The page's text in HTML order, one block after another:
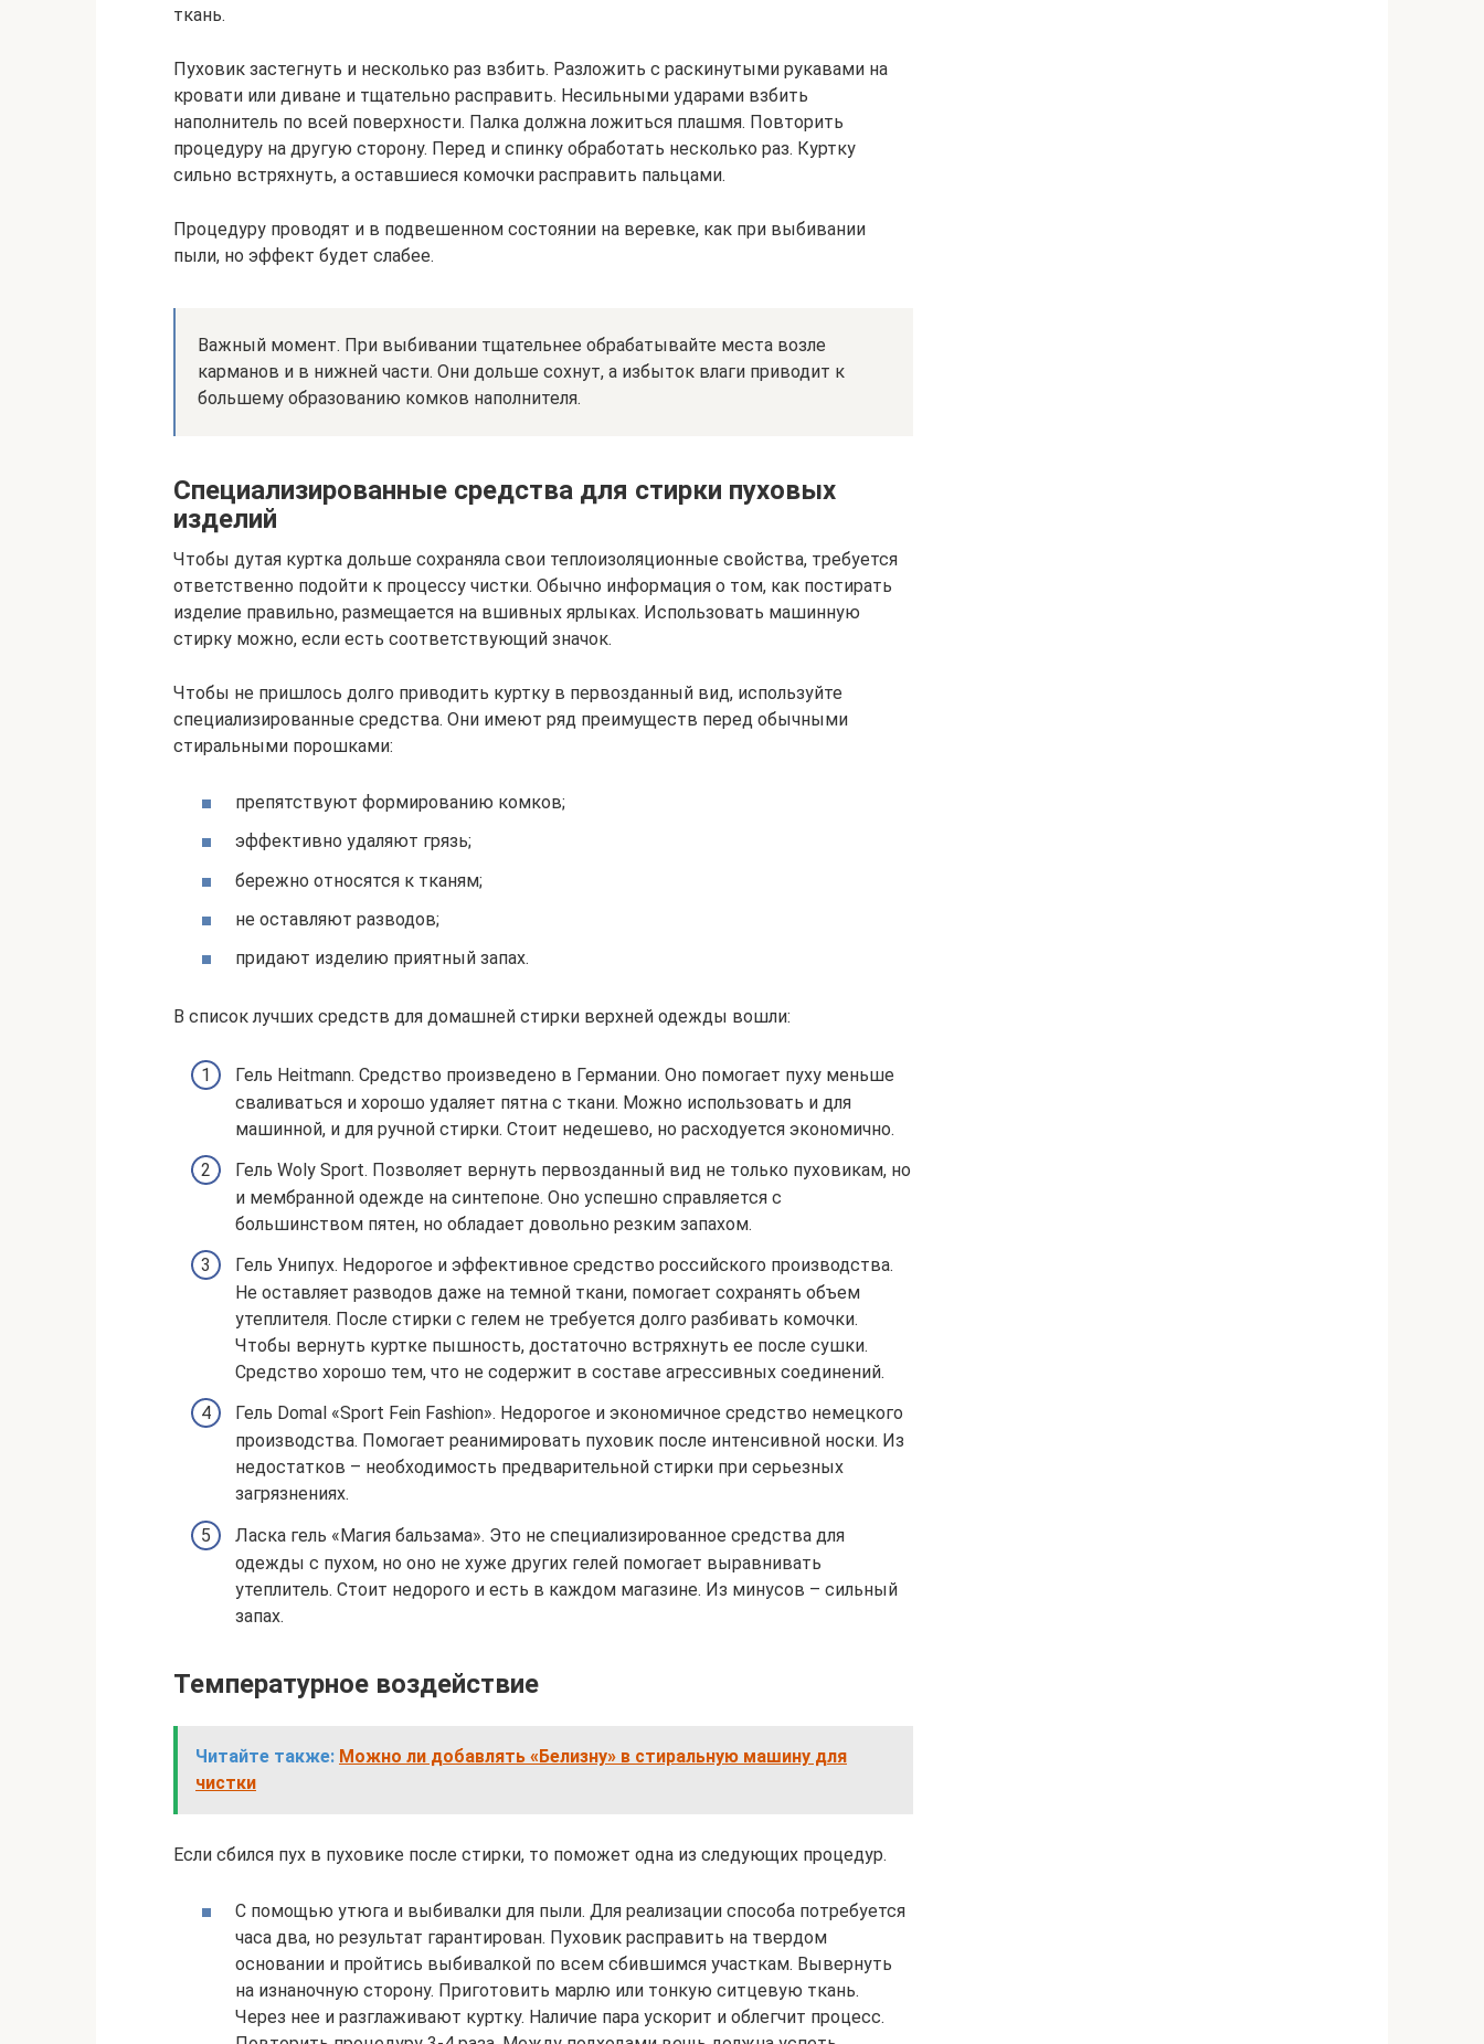
ткань.
Пуховик застегнуть и несколько раз взбить. Разложить с раскинутыми рукавами на
кровати или диване и тщательно расправить. Несильными ударами взбить
наполнитель по всей поверхности. Палка должна ложиться плашмя. Повторить
процедуру на другую сторону. Перед и спинку обработать несколько раз. Куртку
сильно встряхнуть, а оставшиеся комочки расправить пальцами.
Процедуру проводят и в подвешенном состоянии на веревке, как при выбивании
пыли, но эффект будет слабее.
Важный момент. При выбивании тщательнее обрабатывайте места возле
карманов и в нижней части. Они дольше сохнут, а избыток влаги приводит к
большему образованию комков наполнителя.
Специализированные средства для стирки пуховых
изделий
Чтобы дутая куртка дольше сохраняла свои теплоизоляционные свойства, требуется
ответственно подойти к процессу чистки. Обычно информация о том, как постирать
изделие правильно, размещается на вшивных ярлыках. Использовать машинную
стирку можно, если есть соответствующий значок.
Чтобы не пришлось долго приводить куртку в первозданный вид, используйте
специализированные средства. Они имеют ряд преимуществ перед обычными
стиральными порошками:
препятствуют формированию комков;
эффективно удаляют грязь;
бережно относятся к тканям;
не оставляют разводов;
придают изделию приятный запах.
В список лучших средств для домашней стирки верхней одежды вошли:
Гель Heitmann. Средство произведено в Германии. Оно помогает пуху меньше
сваливаться и хорошо удаляет пятна с ткани. Можно использовать и для
машинной, и для ручной стирки. Стоит недешево, но расходуется экономично.
Гель Woly Sport. Позволяет вернуть первозданный вид не только пуховикам, но
и мембранной одежде на синтепоне. Оно успешно справляется с
большинством пятен, но обладает довольно резким запахом.
Гель Унипух. Недорогое и эффективное средство российского производства.
Не оставляет разводов даже на темной ткани, помогает сохранять объем
утеплителя. После стирки с гелем не требуется долго разбивать комочки.
Чтобы вернуть куртке пышность, достаточно встряхнуть ее после сушки.
Средство хорошо тем, что не содержит в составе агрессивных соединений.
Гель Domal «Sport Fein Fashion». Недорогое и экономичное средство немецкого
производства. Помогает реанимировать пуховик после интенсивной носки. Из
недостатков – необходимость предварительной стирки при серьезных
загрязнениях.
Ласка гель «Магия бальзама». Это не специализированное средства для
одежды с пухом, но оно не хуже других гелей помогает выравнивать
утеплитель. Стоит недорого и есть в каждом магазине. Из минусов – сильный
запах.
Температурное воздействие
Читайте также: Можно ли добавлять «Белизну» в стиральную машину для
чистки
Если сбился пух в пуховике после стирки, то поможет одна из следующих процедур.
С помощью утюга и выбивалки для пыли. Для реализации способа потребуется
часа два, но результат гарантирован. Пуховик расправить на твердом
основании и пройтись выбивалкой по всем сбившимся участкам. Вывернуть
на изнаночную сторону. Приготовить марлю или тонкую ситцевую ткань.
Через нее и разглаживают куртку. Наличие пара ускорит и облегчит процесс.